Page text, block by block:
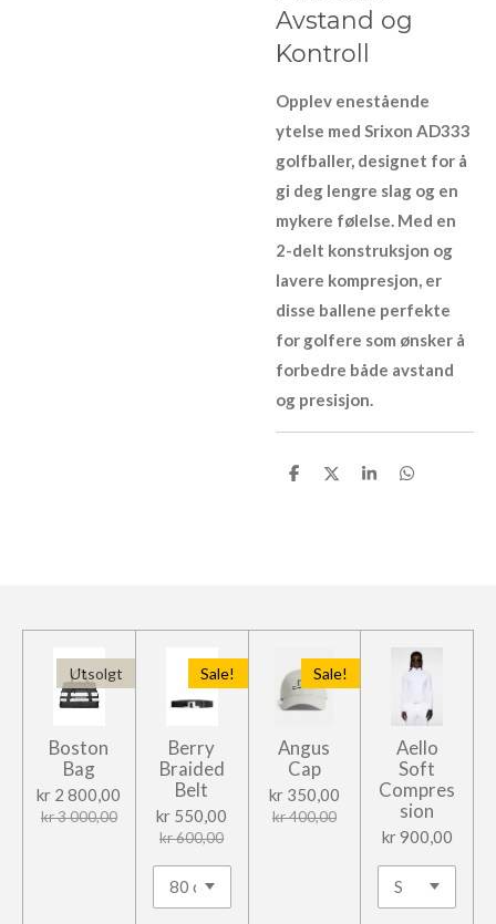
Avstand og
Kontroll
Opplev enestående
ytelse med Srixon AD333
golfballer, designet for å
gi deg lengre slag og en
mykere følelse. Med en
2-delt konstruksjon og
lavere kompresjon, er
disse ballene perfekte
for golfere som ønsker å
forbedre både avstand
og presisjon.
D
D
D
D
Utsolgt
Boston
Bag
kr 2 800,00
kr 3 000,00
Sale!
Berry
Braided
Belt
kr 550,00
kr 600,00
Sale!
Angus
Cap
kr 350,00
kr 400,00
Aello
Soft
Compres
sion
kr 900,00